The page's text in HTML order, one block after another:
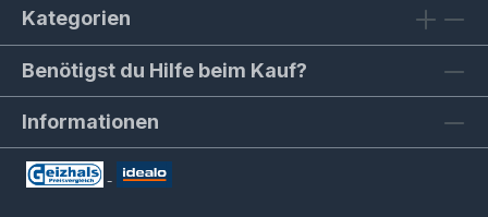
Kategorien
Benötigst du Hilfe beim Kauf?
Informationen